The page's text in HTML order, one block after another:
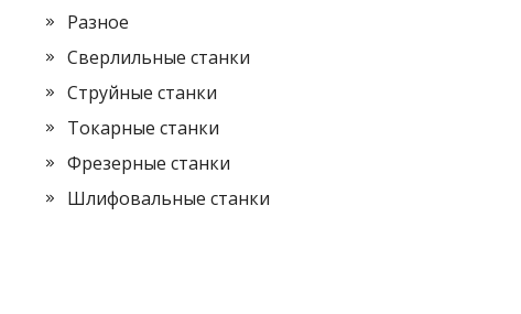
Разное
Сверлильные станки
Струйные станки
Токарные станки
Фрезерные станки
Шлифовальные станки